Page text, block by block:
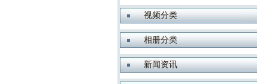
视频分类
相册分类
新闻资讯